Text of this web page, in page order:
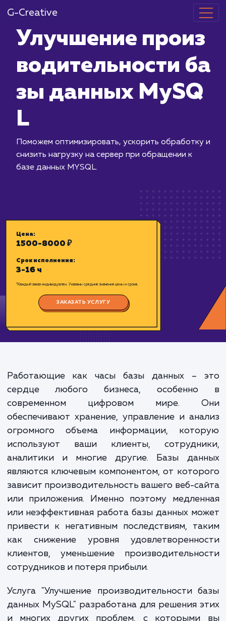
G-Creative
Улучшение
зы данных
L
базе данных MYSQL.
Цена:
3-16 ч
*Каждый заказ индивидуален. Указаны средние значения цены и срока.
ЗАКАЗАТЬ УСЛУГУ
Работающие как часы базы данных –
сердце любого бизнеса,
современном цифровом мире.
обеспечивают хранение, управление и
огромного объема информации,
используют ваши клиенты,
аналитики и многие другие. Базы
являются ключевым компонентом, от
зависит производительность вашего веб-
или приложения. Именно поэтому
или неэффективная работа базы данных
привести к негативным последствиям,
как снижение уровня
клиентов, уменьшение